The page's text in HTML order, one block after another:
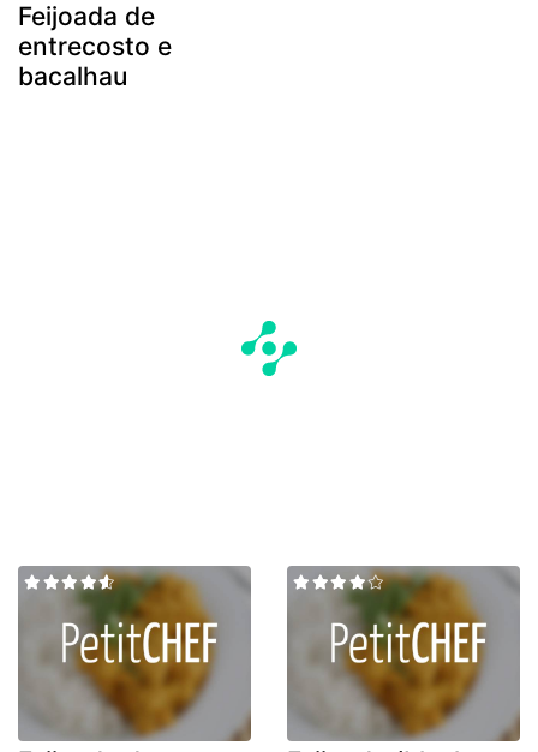
Feijoada de
entrecosto e
bacalhau